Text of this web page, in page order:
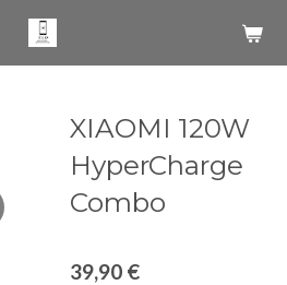
XIAOMI 120W
HyperCharge
Combo
39,90 €